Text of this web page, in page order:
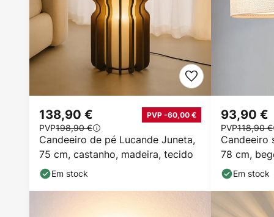
Candeeiro de pé Lucande Juneta,
75 cm, castanho, madeira, tecido
138,90 € PVP -60,00 €
PVP198,90 €
Em stock
Candeeiro
78 cm,
93,90 €
PVP118,90 €
Em stock